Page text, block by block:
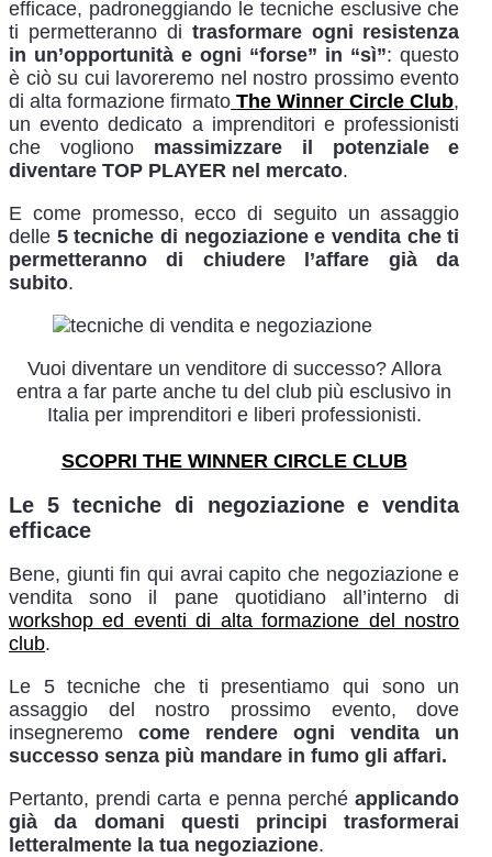
efficace, padroneggiando le tecniche esclusive che
ti permetteranno di trasformare ogni resistenza
in un’opportunità e ogni “forse” in “sì”: questo
è ciò su cui lavoreremo nel nostro prossimo evento
di alta formazione firmato The Winner Circle Club,
un evento dedicato a imprenditori e professionisti
che vogliono massimizzare il potenziale e
diventare TOP PLAYER nel mercato.
E come promesso, ecco di seguito un assaggio
delle 5 tecniche di negoziazione e vendita che ti
permetteranno di chiudere l’affare già da
subito.
Vuoi diventare un venditore di successo? Allora
entra a far parte anche tu del club più esclusivo in
Italia per imprenditori e liberi professionisti.
SCOPRI THE WINNER CIRCLE CLUB
Le 5 tecniche di negoziazione e vendita
efficace
Bene, giunti fin qui avrai capito che negoziazione e
vendita sono il pane quotidiano all’interno di
workshop ed eventi di alta formazione del nostro
club.
Le 5 tecniche che ti presentiamo qui sono un
assaggio del nostro prossimo evento, dove
insegneremocome rendere ogni vendita un
successo senza più mandare in fumo gli affari.
Pertanto, prendi carta e penna perchéapplicando
già da domani questi principi trasformerai
letteralmente la tua negoziazione.